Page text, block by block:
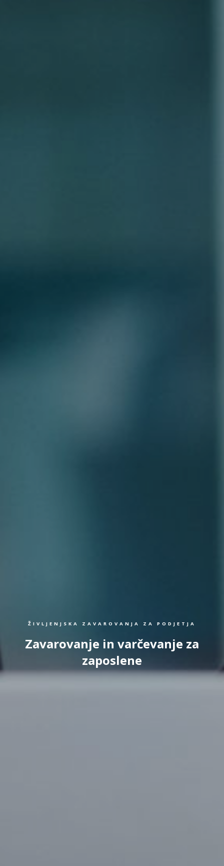
ŽIVLJENJSKA ZAVAROVANJA ZA PODJETJA
Zavarovanje in varčevanje za
zaposlene